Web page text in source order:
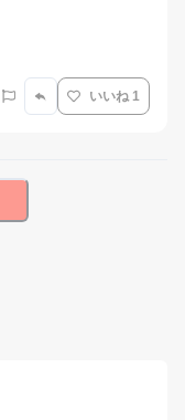
いいね 1